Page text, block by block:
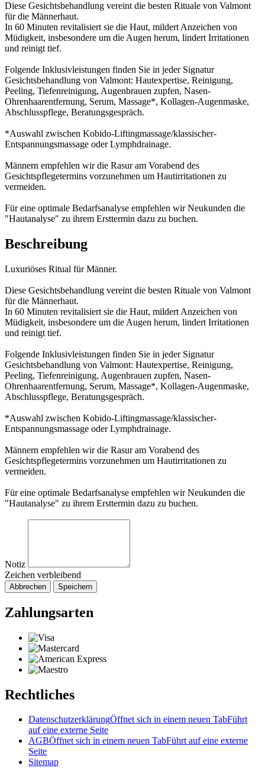
Diese Gesichtsbehandlung vereint die besten Rituale von Valmont
für die Männerhaut.
In 60 Minuten revitalisiert sie die Haut, mildert Anzeichen von
Müdigkeit, insbesondere um die Augen herum, lindert Irritationen
und reinigt tief.
Folgende Inklusivleistungen finden Sie in jeder Signatur
Gesichtsbehandlung von Valmont: Hautexpertise, Reinigung,
Peeling, Tiefenreinigung, Augenbrauen zupfen, Nasen-
Ohrenhaarentfernung, Serum, Massage*, Kollagen-Augenmaske,
Abschlusspflege, Beratungsgespräch.
*Auswahl zwischen Kobido-Liftingmassage/klassischer-
Entspannungsmassage oder Lymphdrainage.
Männern empfehlen wir die Rasur am Vorabend des
Gesichtspflegetermins vorzunehmen um Hautirritationen zu
vermeiden.
Für eine optimale Bedarfsanalyse empfehlen wir Neukunden die
"Hautanalyse" zu ihrem Ersttermin dazu zu buchen.
Beschreibung
Luxuriöses Ritual für Männer.
Diese Gesichtsbehandlung vereint die besten Rituale von Valmont
für die Männerhaut.
In 60 Minuten revitalisiert sie die Haut, mildert Anzeichen von
Müdigkeit, insbesondere um die Augen herum, lindert Irritationen
und reinigt tief.
Folgende Inklusivleistungen finden Sie in jeder Signatur
Gesichtsbehandlung von Valmont: Hautexpertise, Reinigung,
Peeling, Tiefenreinigung, Augenbrauen zupfen, Nasen-
Ohrenhaarentfernung, Serum, Massage*, Kollagen-Augenmaske,
Abschlusspflege, Beratungsgespräch.
*Auswahl zwischen Kobido-Liftingmassage/klassischer-
Entspannungsmassage oder Lymphdrainage.
Männern empfehlen wir die Rasur am Vorabend des
Gesichtspflegetermins vorzunehmen um Hautirritationen zu
vermeiden.
Für eine optimale Bedarfsanalyse empfehlen wir Neukunden die
"Hautanalyse" zu ihrem Ersttermin dazu zu buchen.
Notiz
Zeichen verbleibend
Abbrechen Speichern
Zahlungsarten
Rechtliches
DatenschutzerklärungÖffnet sich in einem neuen TabFührt
auf eine externe Seite
AGBÖffnet sich in einem neuen TabFührt auf eine externe
Seite
Sitemap